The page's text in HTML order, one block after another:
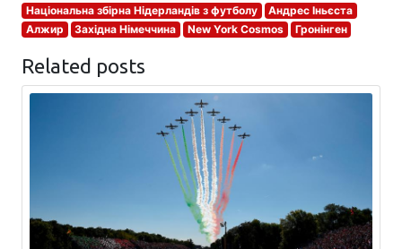
Національна збірна Нідерландів з футболу
Андрес Іньєста
Алжир
Західна Німеччина New York Cosmos Гронінген
Related posts